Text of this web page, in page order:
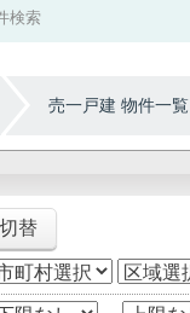
検索
売一戸建 物件一覧
替